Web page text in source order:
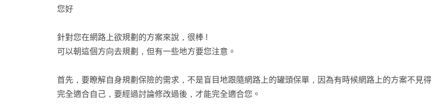
您好
針對您在網路上欲規劃的方案來說，很棒 !
可以朝這個方向去規劃，但有一些地方要您注意。
首先，要瞭解自身規劃保險的需求，不是盲目地跟隨網路上的罐頭保單，因為有時候網路上的方案不見得
完全適合自己，要經過討論修改過後，才能完全適合您。